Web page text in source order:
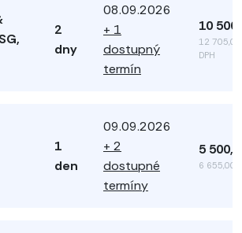
2
dny
08.09.2026
+ 1
dostupný
termín
10
12
DPH
1
den
09.09.2026
+ 2
dostupné
termíny
5
6 655,00